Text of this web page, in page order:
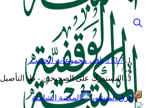
213.7 باقي مجموعات الحديث
/
المستدرك على الصحيحين - ط. التأصيل
الرق المنشور المكتبة الشاملة